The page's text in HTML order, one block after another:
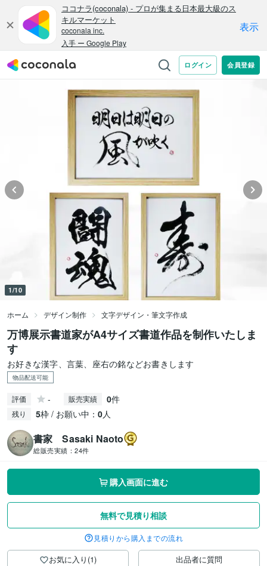
1/10
ホーム デザイン制作 文字デザイン・筆文字作成
万博展示書道家がA4サイズ書道作品を制作いたしま
す
お好きな漢字、言葉、座右の銘などお書きします
物品配送可能
評価 - 販売実績 0件
残り 5枠 / お願い中： 0人
書家 Sasaki Naoto
総販売実績： 24件
購入画面に進む
無料で見積り相談
見積りから購入までの流れ
お気に入り(1) 出品者に質問